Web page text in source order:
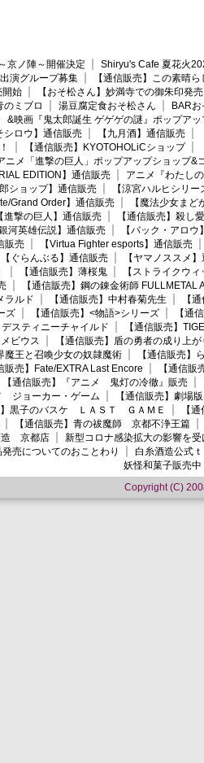
京ノ陣～開催決定
Shiryu's Cafe 夏花火
演グループ募集
【通信販売】この素晴
開始
【おそ松さん】妙満寺での御朱印発売
のミブロ 湯豆腐定食おそ松さん
BAR
&映画『鬼太郎誕生 ゲゲゲの謎』ポップア
シロウ】通信販売 【九月酒】通信販売
【通信販売】KYOTOHOLiCショップ
ニメ「進撃の巨人」ポップアップショップ&
EDITION】通信販売
アニメ『わたし
ショップ】通信販売
【涼宮ハルヒシリ
Grand Order】通信販売
【魔法少女ま
【進撃の巨人】通信販売
【通信販売】殺し愛
銀河英雄伝説】通信販売
【バック・アロウ
販売
【Virtua Fighter esports】通信販売
【ぐらんぶる】通信販売
【ヤマノススメ
【通信販売】薄桜鬼
【ストライクウ
【通信販売】鋼の錬金術師 FULLMETAL
ラルド 【通信販売】中村春菊先生
【
ズ 【通信販売】<物語>シリーズ
【通
デスティニーチャイルド
【通信販売】
ビウス
【通信販売】盾の勇者の成り上が
魔王と召喚少女の奴隷魔術
【通信販売】
販売】Fate/EXTRA Last Encore
【通信
【通信販売】『アニメ 鬼灯の冷徹』販売
ジョーカー・ゲーム
【通信販売】劇場
】黒子のバスケ ＬＡＳＴ ＧＡＭＥ
【
【通信販売】青の祓魔師 京都不浄王篇
造 京都店
新型コロナ感染拡大の影響を
売についてのおことわり
白糸酒造公式
妖怪和菓子販売中
Copyright (C)